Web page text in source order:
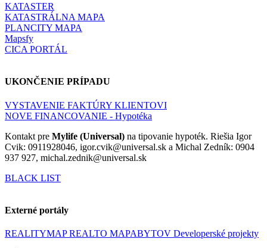
KATASTER
KATASTRÁLNA MAPA
PLANCITY MAPA
Mapsfy
CICA PORTÁL
UKONČENIE PRÍPADU
VYSTAVENIE FAKTÚRY KLIENTOVI
NOVE FINANCOVANIE - Hypotéka
Kontakt pre Mylife (Universal) na tipovanie hypoték. Riešia Igor
Cvik: 0911928046, igor.cvik@universal.sk a Michal Zedník: 0904
937 927, michal.zednik@universal.sk
BLACK LIST
Externé portály
REALITYMAPREALTO MAPABYTOV Developerské projekty